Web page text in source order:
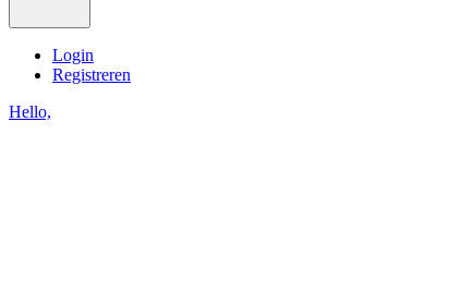
Login
Registreren
Hello,